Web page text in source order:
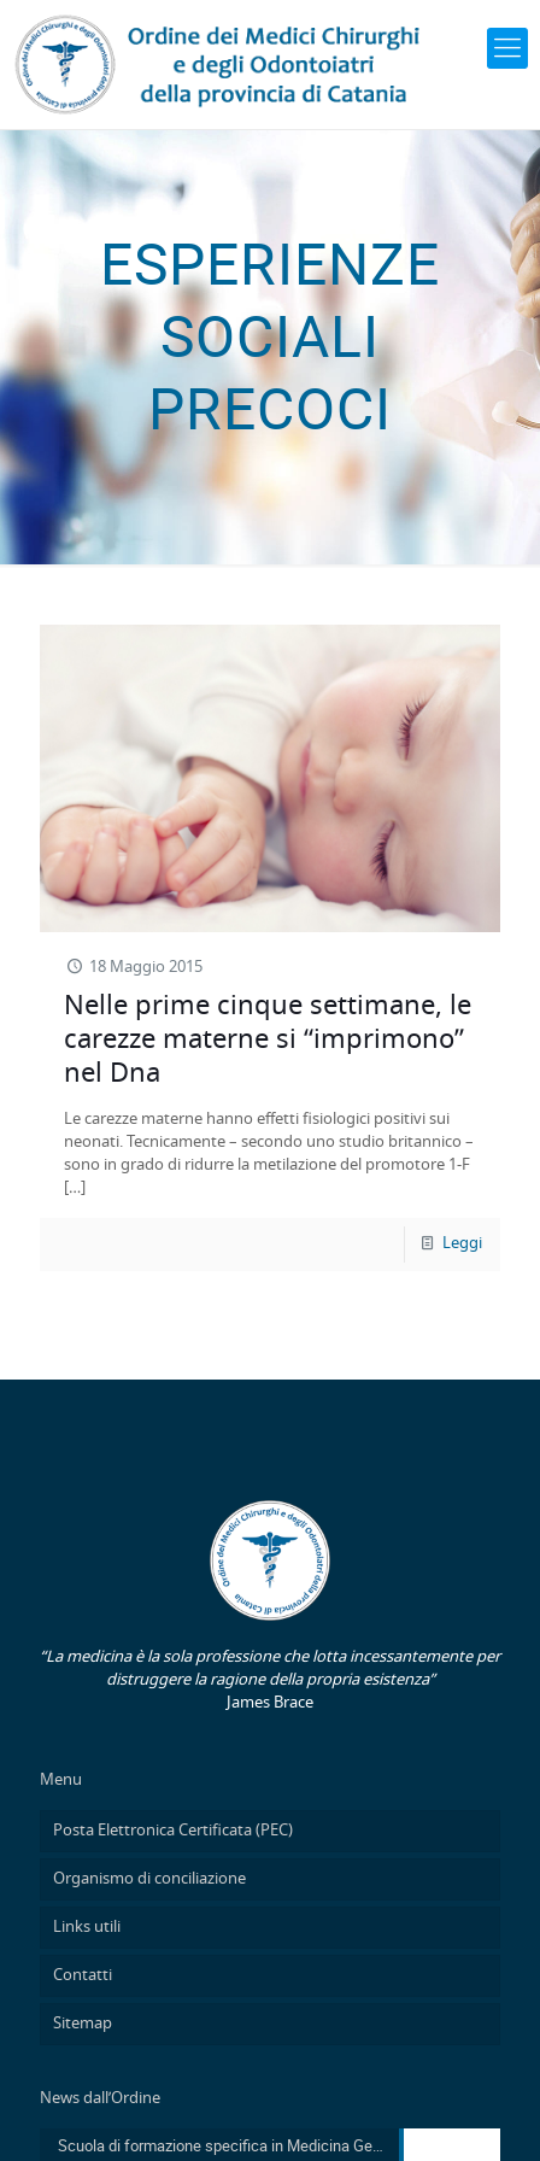
ESPERIENZE
SOCIALI
PRECOCI
18 Maggio 2015
Nelle prime cinque settimane, le
carezze materne si “imprimono”
nel Dna
Le carezze materne hanno effetti fisiologici positivi sui
neonati. Tecnicamente – secondo uno studio britannico –
sono in grado di ridurre la metilazione del promotore 1-F
[…]
Leggi
“La medicina è la sola professione che lotta incessantemente per
distruggere la ragione della propria esistenza”
James Brace
Menu
Posta Elettronica Certificata (PEC)
Organismo di conciliazione
Links utili
Contatti
Sitemap
News dall’Ordine
Scuola di formazione specifica in Medicina Generale 2026-2029: Pubblicazione avviso accesso in sovrannumero legge 401/2000 e avviso accesso degli Ufficiali Medici